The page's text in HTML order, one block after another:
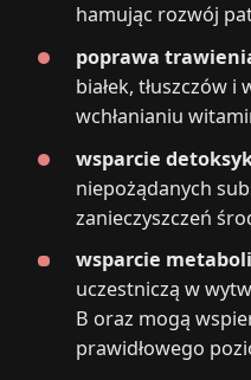
hamując rozwój
poprawa
białek, tłuszczów
wchłanianiu
wsparcie
niepożądanych
zanieczyszczeń
wsparcie
uczestniczą w
B oraz mogą
prawidłowego